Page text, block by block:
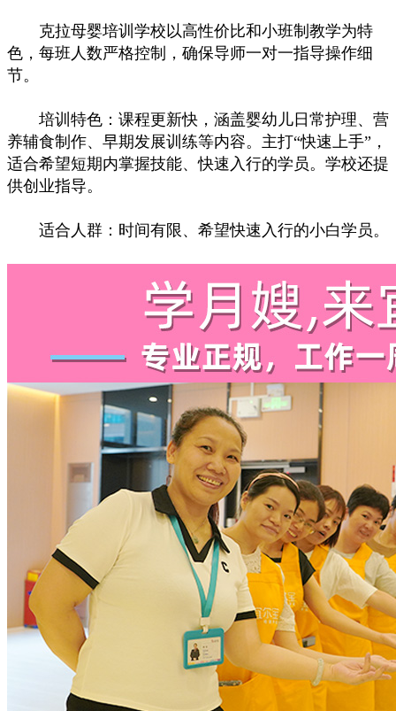
克拉母婴培训学校以高性价比和小班制教学为特
色，每班人数严格控制，确保导师一对一指导操作细
节。
培训特色：课程更新快，涵盖婴幼儿日常护理、营
养辅食制作、早期发展训练等内容。主打“快速上手”，
适合希望短期内掌握技能、快速入行的学员。学校还提
供创业指导。
适合人群：时间有限、希望快速入行的小白学员。